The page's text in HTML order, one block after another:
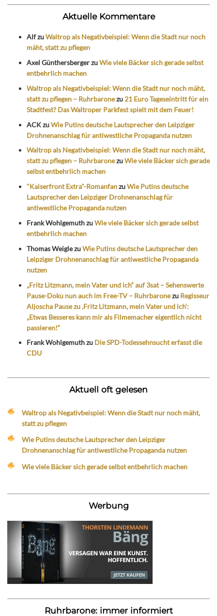
Aktuelle Kommentare
AlfzuWaltrop als Negativbeispiel: Wenn die Stadt nur noch
mäht, statt zu pflegen
Axel GünthersbergerzuWie viele Bäcker sich gerade selbst
entbehrlich machen
Waltrop als Negativbeispiel: Wenn die Stadt nur noch mäht,
statt zu pflegen – Ruhrbaronezu 21 Euro Tageseintritt für ein
Stadtfest? Das Waltroper Parkfest spielt mit dem Feuer!
ACKzuWie Putins deutsche Lautsprecher den Leipziger
Drohnenanschlag für antiwestliche Propaganda nutzen
Waltrop als Negativbeispiel: Wenn die Stadt nur noch mäht,
statt zu pflegen – RuhrbaronezuWie viele Bäcker sich gerade
selbst entbehrlich machen
"Kaiserfront Extra"-RomanfanzuWie Putins deutsche
Lautsprecher den Leipziger Drohnenanschlag für
antiwestliche Propaganda nutzen
Frank WohlgemuthzuWie viele Bäcker sich gerade selbst
entbehrlich machen
Thomas WeiglezuWie Putins deutsche Lautsprecher den
Leipziger Drohnenanschlag für antiwestliche Propaganda
nutzen
„Fritz Litzmann, mein Vater und ich“ auf 3sat – Sehenswerte
Pause-Doku nun auch im Free-TV – Ruhrbaronezu Regisseur
Aljoscha Pause zu ‚Fritz Litzmann, mein Vater und ich‘:
„Etwas Besseres kann mir als Filmemacher eigentlich nicht
passieren!“
Frank Wohlgemuthzu Die SPD-Todessehnsucht erfasst die
CDU
Aktuell oft gelesen
Waltrop als Negativbeispiel: Wenn die Stadt nur noch mäht,
statt zu pflegen
Wie Putins deutsche Lautsprecher den Leipziger
Drohnenanschlag für antiwestliche Propaganda nutzen
Wie viele Bäcker sich gerade selbst entbehrlich machen
Werbung
Ruhrbarone: immer informiert